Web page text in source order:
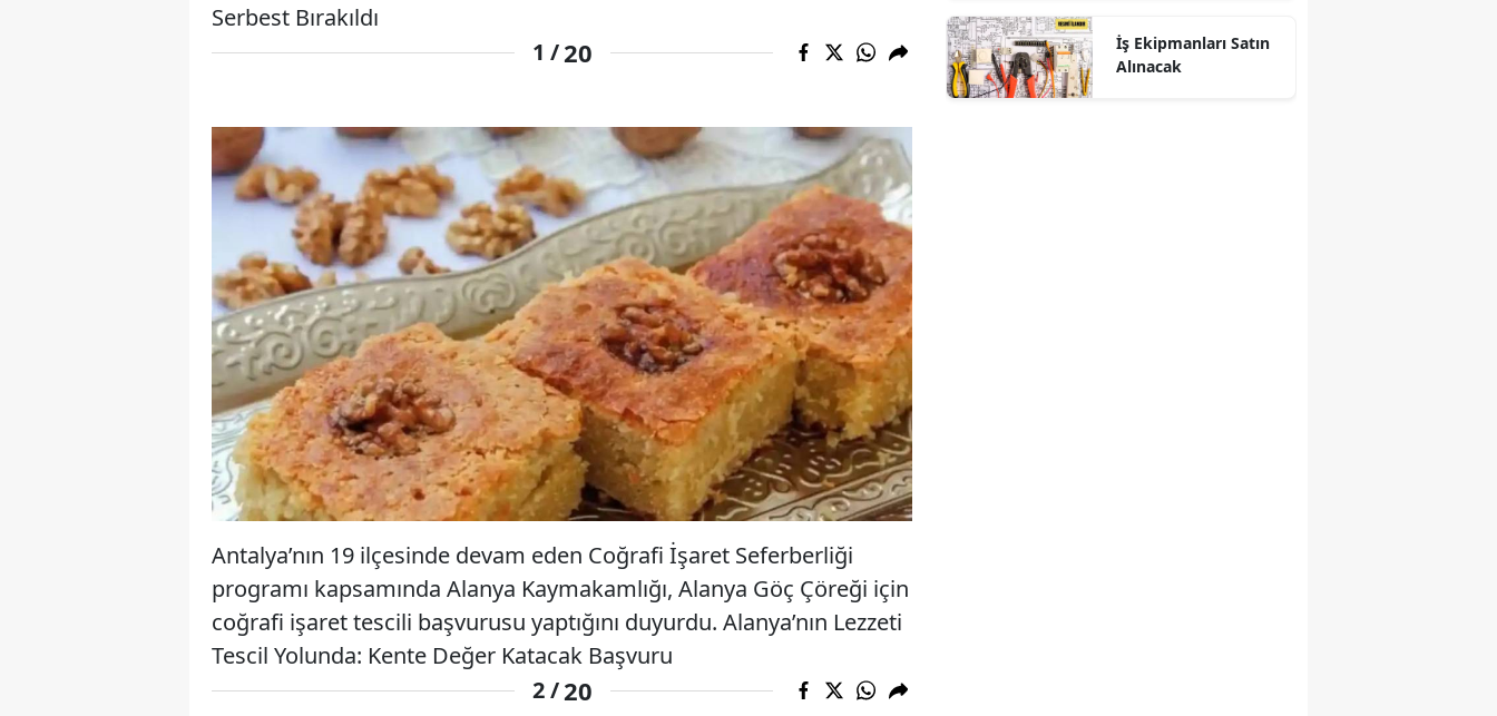
Serbest Bırakıldı
1 /20
Antalya’nın 19 ilçesinde devam eden Coğrafi İşaret Seferberliği
programı kapsamında Alanya Kaymakamlığı, Alanya Göç Çöreği için
coğrafi işaret tescili başvurusu yaptığını duyurdu. Alanya’nın Lezzeti
Tescil Yolunda: Kente Değer Katacak Başvuru
2 /20
İş Ekipmanları Satın
Alınacak